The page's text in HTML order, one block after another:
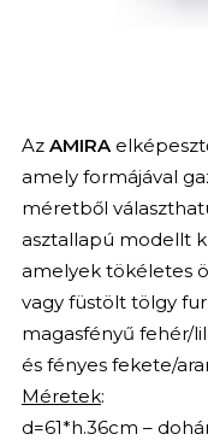
Az AMIRA
amely formájával
méretből
asztallapú modellt
amelyek tökéletes
vagy füstölt tölgy
magasfényű fehér/
és fényes fekete/
Méretek:
d=61*h.36cm –